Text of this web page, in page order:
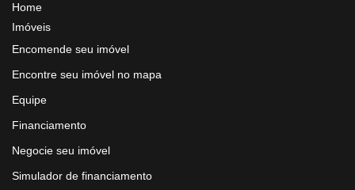
Home
Imóveis
Encomende seu imóvel
Encontre seu imóvel no mapa
Equipe
Financiamento
Negocie seu imóvel
Simulador de financiamento